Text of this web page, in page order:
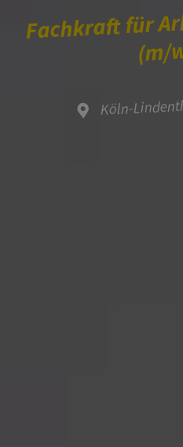
Fachkraft für
(m/
Köln-